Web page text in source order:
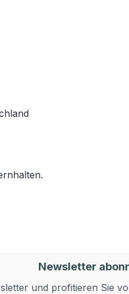
Newsletter
und profitieren Sie